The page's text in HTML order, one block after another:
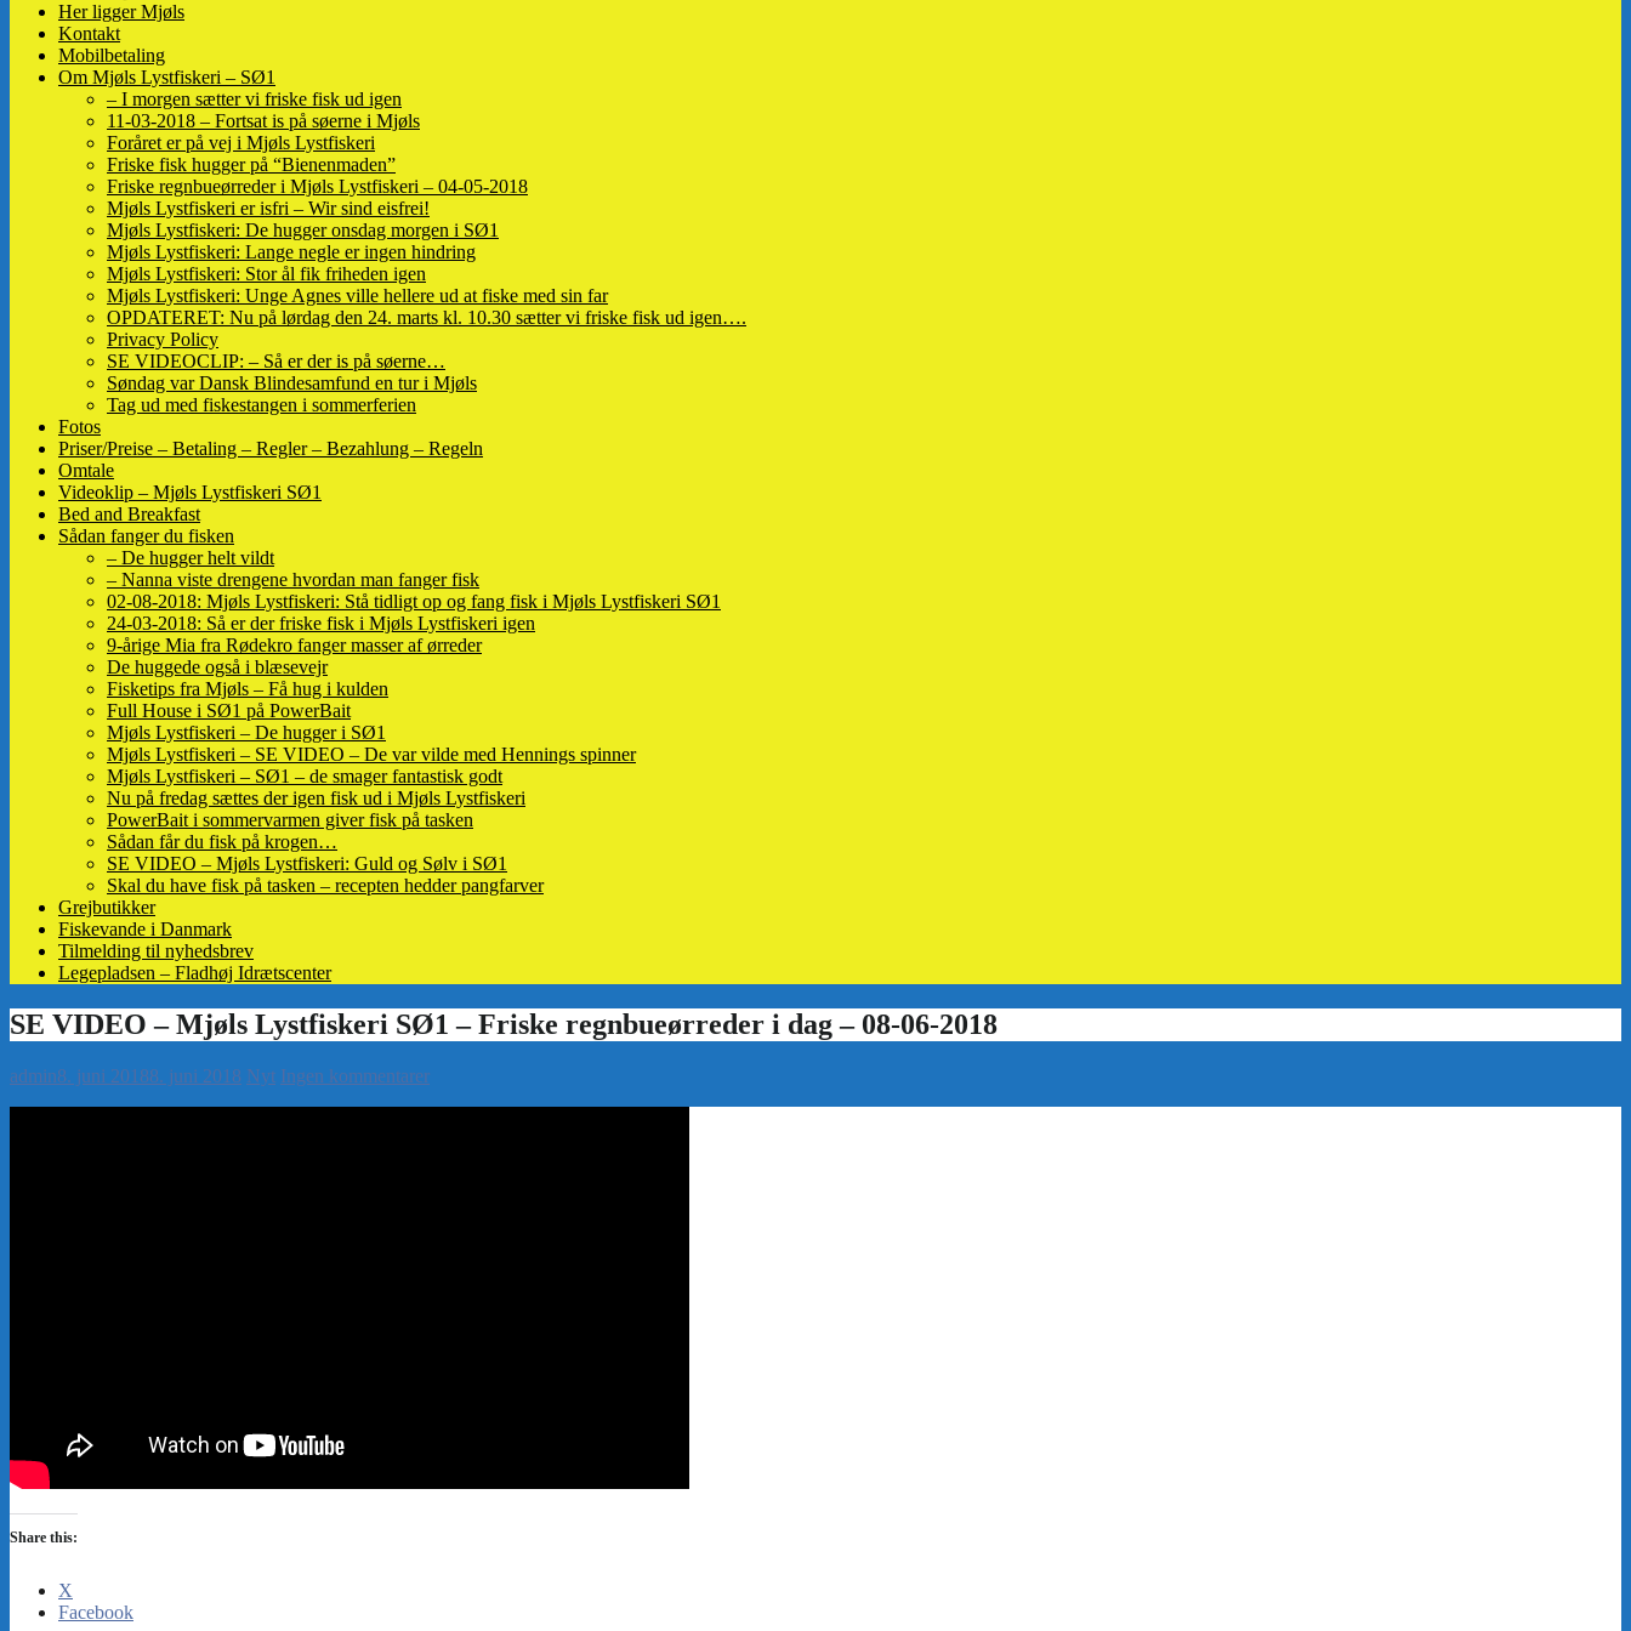
Her ligger Mjøls
Kontakt
Mobilbetaling
Om Mjøls Lystfiskeri – SØ1
– I morgen sætter vi friske fisk ud igen
11-03-2018 – Fortsat is på søerne i Mjøls
Foråret er på vej i Mjøls Lystfiskeri
Friske fisk hugger på “Bienenmaden”
Friske regnbueørreder i Mjøls Lystfiskeri – 04-05-2018
Mjøls Lystfiskeri er isfri – Wir sind eisfrei!
Mjøls Lystfiskeri: De hugger onsdag morgen i SØ1
Mjøls Lystfiskeri: Lange negle er ingen hindring
Mjøls Lystfiskeri: Stor ål fik friheden igen
Mjøls Lystfiskeri: Unge Agnes ville hellere ud at fiske med sin far
OPDATERET: Nu på lørdag den 24. marts kl. 10.30 sætter vi friske fisk ud igen….
Privacy Policy
SE VIDEOCLIP: – Så er der is på søerne…
Søndag var Dansk Blindesamfund en tur i Mjøls
Tag ud med fiskestangen i sommerferien
Fotos
Priser/Preise – Betaling – Regler – Bezahlung – Regeln
Omtale
Videoklip – Mjøls Lystfiskeri SØ1
Bed and Breakfast
Sådan fanger du fisken
– De hugger helt vildt
– Nanna viste drengene hvordan man fanger fisk
02-08-2018: Mjøls Lystfiskeri: Stå tidligt op og fang fisk i Mjøls Lystfiskeri SØ1
24-03-2018: Så er der friske fisk i Mjøls Lystfiskeri igen
9-årige Mia fra Rødekro fanger masser af ørreder
De huggede også i blæsevejr
Fisketips fra Mjøls – Få hug i kulden
Full House i SØ1 på PowerBait
Mjøls Lystfiskeri – De hugger i SØ1
Mjøls Lystfiskeri – SE VIDEO – De var vilde med Hennings spinner
Mjøls Lystfiskeri – SØ1 – de smager fantastisk godt
Nu på fredag sættes der igen fisk ud i Mjøls Lystfiskeri
PowerBait i sommervarmen giver fisk på tasken
Sådan får du fisk på krogen…
SE VIDEO – Mjøls Lystfiskeri: Guld og Sølv i SØ1
Skal du have fisk på tasken – recepten hedder pangfarver
Grejbutikker
Fiskevande i Danmark
Tilmelding til nyhedsbrev
Legepladsen – Fladhøj Idrætscenter
admin8. juni 20188. juni 2018 Nyt Ingen kommentarer
Share this:
X
Facebook